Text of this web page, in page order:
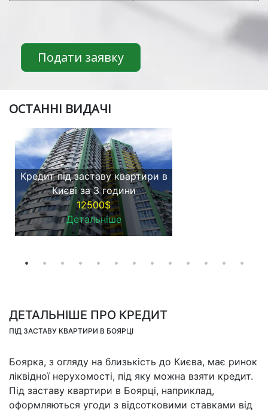
Подати заявку
ОСТАННІ ВИДАЧІ
Кредит під заставу квартири в
Києві за 3 години
12500$
Детальніше
ДЕТАЛЬНІШЕ ПРО КРЕДИТ
ПІД ЗАСТАВУ КВАРТИРИ В БОЯРЦІ
Боярка, з огляду на близькість до Києва, має ринок
ліквідної нерухомості, під яку можна взяти кредит.
Під заставу квартири в Боярці, наприклад,
оформляються угоди з відсотковими ставками від